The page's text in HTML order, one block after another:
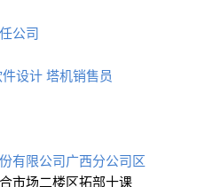
公司
设计塔机销售员
有限公司广西分公司区
市场二楼区拓部十课